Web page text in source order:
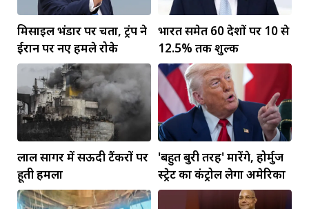
मिसाइल भंडार पर चिंता, ट्रंप ने
ईरान पर नए हमले रोके
भारत समेत 60 देशों पर 10 से
12.5% तक शुल्क
लाल सागर में सऊदी टैंकरों पर
हूती हमला
'बहुत बुरी तरह' मारेंगे, होर्मुज
स्ट्रेट का कंट्रोल लेगा अमेरिका